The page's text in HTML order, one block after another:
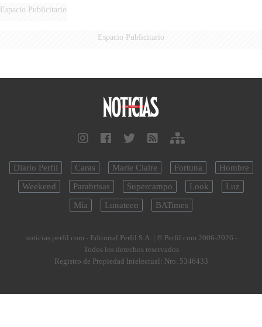
Espacio Publicitario
Espacio Publicitario
Diario Perfil Caras Marie Claire Fortuna
Hombre
Weekend
Parabrisas Supercampo Look
Luz
Mía
Lunateen BATimes
noticias.perfil.com - Editorial Perfil S.A. | © Perfil.com 2006-2026 -
Todos los derechos reservados
Registro de Propiedad Intelectual: Nro. 5346433